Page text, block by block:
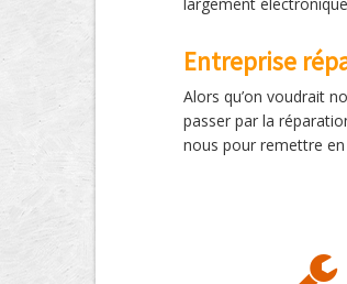
Entreprise
Alors qu’on voudrait
passer par la
nous pour remettre